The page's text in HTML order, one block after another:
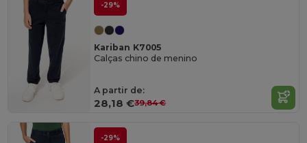
-29%
Kariban K7005
Calças chino de menino
A partir de:
28,18 €39,84 €
-29%